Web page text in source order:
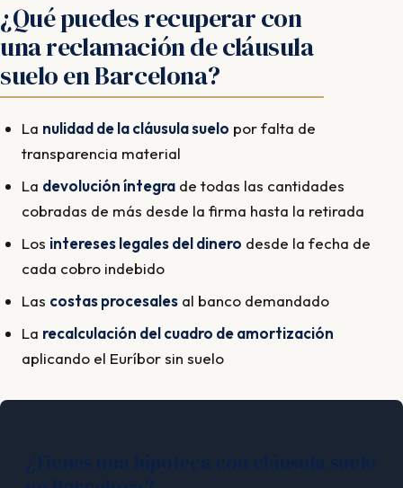
¿Qué puedes recuperar con
una reclamación de cláusula
suelo en Barcelona?
La nulidad de la cláusula suelo por falta de
transparencia material
La devolución íntegra de todas las cantidades
cobradas de más desde la firma hasta la retirada
Los intereses legales del dinero desde la fecha de
cada cobro indebido
Las costas procesales al banco demandado
La recalculación del cuadro de amortización
aplicando el Euríbor sin suelo